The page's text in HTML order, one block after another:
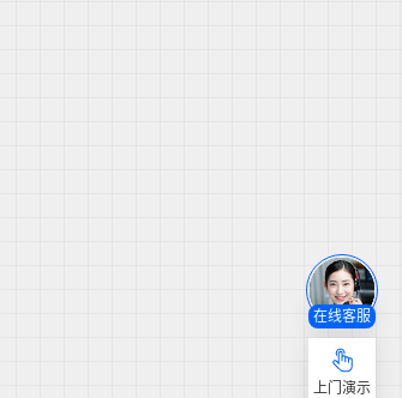
在线客服
上门演示